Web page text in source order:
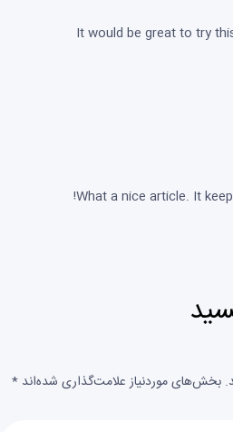
It would be great to try
What a nice article. It
بخش‌های موردنیاز علامت‌گذاری شده‌اند *